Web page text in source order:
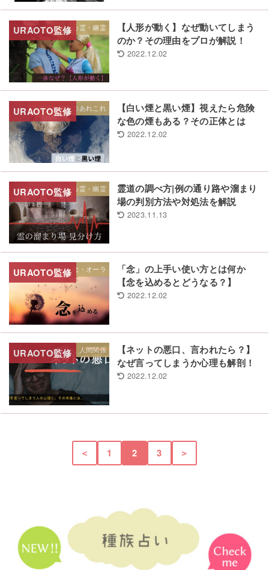
心霊・幽霊
【人形が動く】なぜ動いてしまう
のか？その理由をプロが解説！
2022.12.02
不思議な世界のあれこれ
【白い煙と黒い煙】視えたら危険
な色の煙もある？その正体とは
2022.12.02
心霊・幽霊
霊道の調べ方|例の通り路や溜まり
場の判別方法や対処法を解説
2023.11.13
念・オーラ
「念」の上手い使い方とは何か
【念を込めるとどうなる？】
2022.12.02
人間関係
【ネットの悪口、言われたら？】
なぜ言ってしまうか心理も解剖！
2022.12.02
＜ 1 2 3 ＞